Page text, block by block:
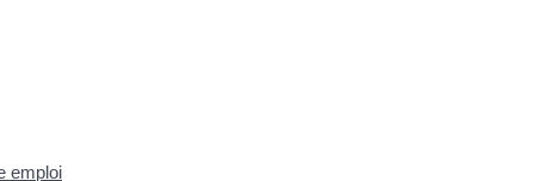
emploi